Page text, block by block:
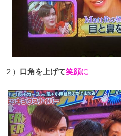
２） 口角を上げて笑顔に